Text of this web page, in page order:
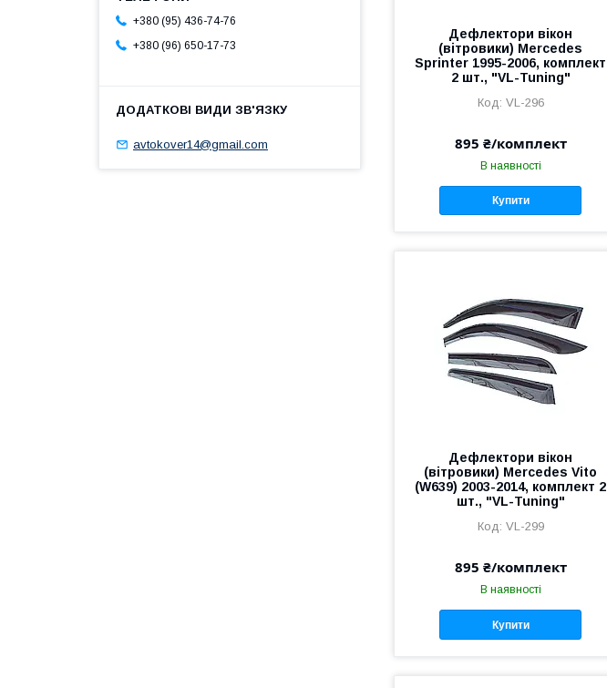
Дефлектори вікон
(вітровики) Mercedes
Sprinter 1995-2006, комплект
2 шт., "VL-Tuning"
VL-296
895 ₴/комплект
В наявності
Купити
Дефлектори вікон
(вітровики) Mercedes Vito
(W639) 2003-2014, комплект 2
шт., "VL-Tuning"
VL-299
895 ₴/комплект
В наявності
Купити
+380 (95) 436-74-76
+380 (96) 650-17-73
avtokover14@gmail.com